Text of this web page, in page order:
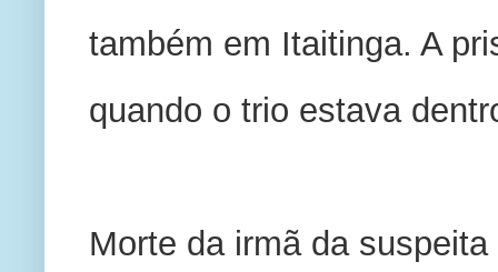
também em Itaitinga. A
quando o trio estava
Morte da irmã da suspeita